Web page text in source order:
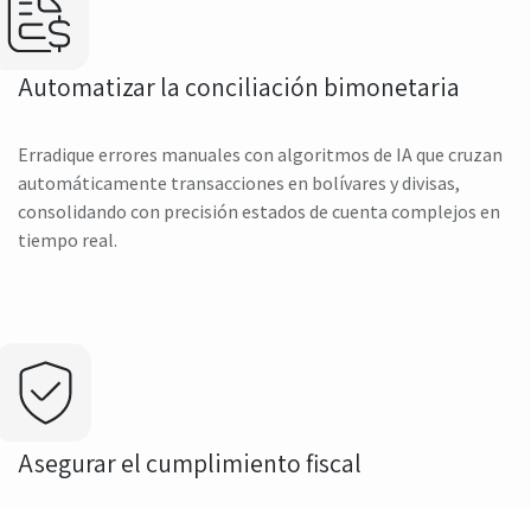
Automatizar la conciliación bimonetaria
Erradique errores manuales con algoritmos de IA que cruzan
automáticamente transacciones en bolívares y divisas,
consolidando con precisión estados de cuenta complejos en
tiempo real.
Asegurar el cumplimiento fiscal